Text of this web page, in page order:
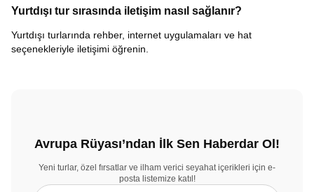
Yurtdışı tur sırasında iletişim nasıl sağlanır?
Yurtdışı turlarında rehber, internet uygulamaları ve hat
seçenekleriyle iletişimi öğrenin.
Avrupa Rüyası’ndan İlk Sen Haberdar Ol!
Yeni turlar, özel fırsatlar ve ilham verici seyahat içerikleri için e-
posta listemize katıl!